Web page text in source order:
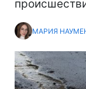
МАРИЯ